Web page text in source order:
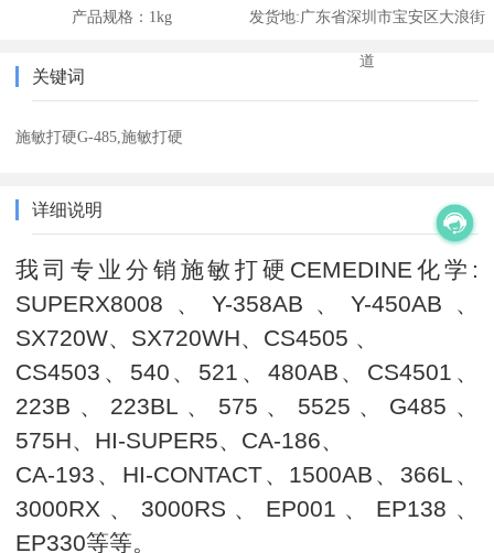
产品规格： 1kg 发货地:广东省深圳市宝安区大浪街
道
关键词
施敏打硬G-485,施敏打硬
详细说明
我司专业分销施敏打硬CEMEDINE化学:
SUPERX8008、Y-358AB、Y-450AB、
SX720W、SX720WH、CS4505 、
CS4503、540、521、480AB、CS4501、
223B、223BL、575、5525、G485、
575H、HI-SUPER5、CA-186、
CA-193、HI-CONTACT、1500AB、366L、
3000RX、3000RS、EP001、EP138、
EP330等等。